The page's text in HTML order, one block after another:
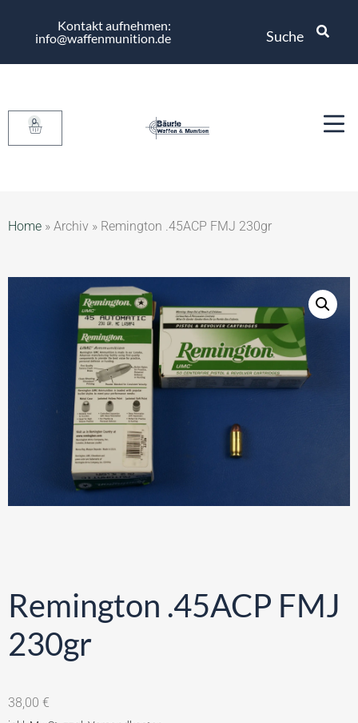
Kontakt aufnehmen:
info@waffenmunition.de
Suche
0
Home » Archiv » Remington .45ACP FMJ 230gr
Remington .45ACP FMJ
230gr
38,00 €